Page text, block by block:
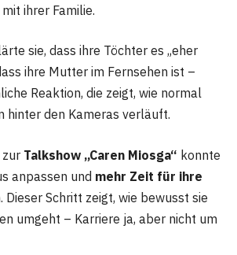
ihrer Familie.
sie, dass ihre Töchter es „eher
ihre Mutter im Fernsehen ist –
Reaktion, die zeigt, wie normal
hinter den Kameras verläuft.
Talkshow „Caren Miosga“ konnte
anpassen und mehr Zeit für ihre
Dieser Schritt zeigt, wie bewusst sie
umgeht – Karriere ja, aber nicht um